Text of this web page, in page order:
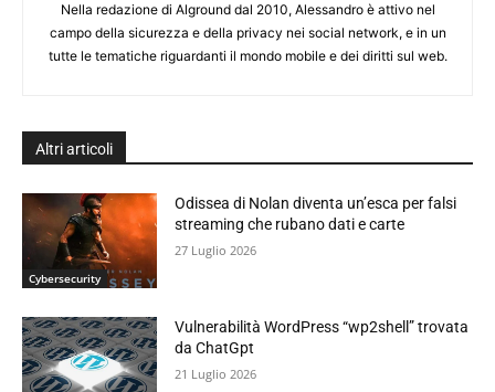
Nella redazione di Alground dal 2010, Alessandro è attivo nel
campo della sicurezza e della privacy nei social network, e in un
tutte le tematiche riguardanti il mondo mobile e dei diritti sul web.
Altri articoli
Cybersecurity
Odissea di Nolan diventa un’esca per falsi
streaming che rubano dati e carte
27 Luglio 2026
Vulnerabilità WordPress “wp2shell” trovata
da ChatGpt
21 Luglio 2026